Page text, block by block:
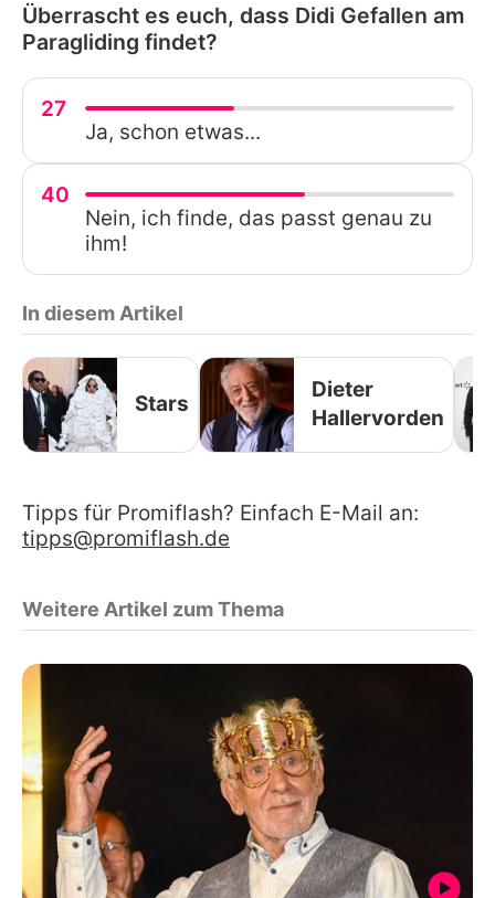
Überrascht es euch, dass Didi Gefallen am
Paragliding findet?
27
Ja, schon etwas...
40
Nein, ich finde, das passt genau zu
ihm!
In diesem Artikel
Stars
Dieter
Hallervorden
Tipps für Promiflash? Einfach E-Mail an:
tipps@promiflash.de
Weitere Artikel zum Thema